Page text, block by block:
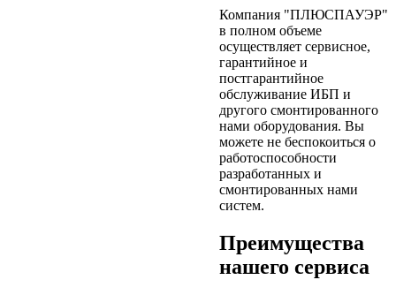
Компания "ПЛЮСПАУЭР"
в полном объеме
осуществляет сервисное,
гарантийное и
постгарантийное
обслуживание ИБП и
другого смонтированного
нами оборудования. Вы
можете не беспокоиться о
работоспособности
разработанных и
смонтированных нами
систем.
Преимущества
нашего сервиса